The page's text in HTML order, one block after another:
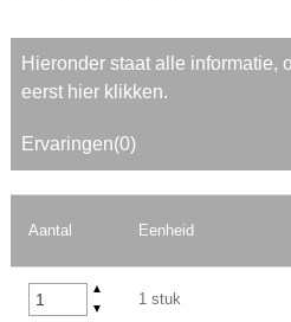
Hieronder staat alle informatie,
eerst hier klikken.
Ervaringen(0)
Aantal Eenheid
▲
▼
1 stuk